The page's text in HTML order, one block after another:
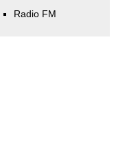
Radio FM